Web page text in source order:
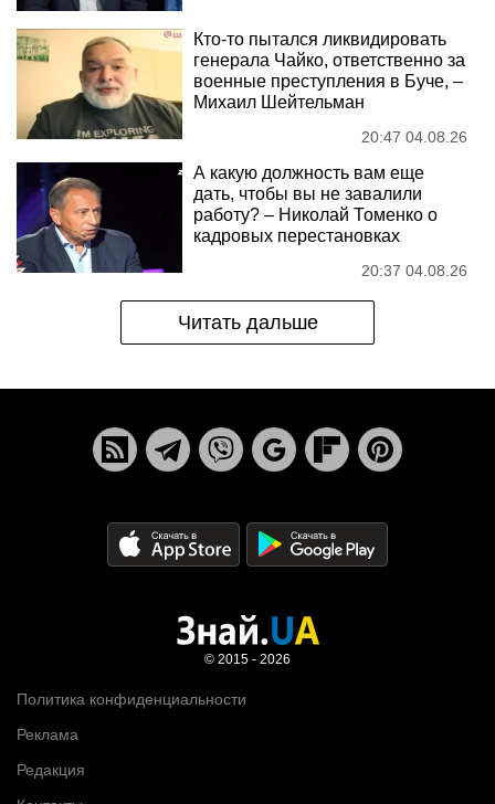
Кто-то пытался ликвидировать
генерала Чайко, ответственно за
военные преступления в Буче, –
Михаил Шейтельман
20:47 04.08.26
А какую должность вам еще
дать, чтобы вы не завалили
работу? – Николай Томенко о
кадровых перестановках
20:37 04.08.26
Читать дальше
Политика конфиденциальности
Реклама
Редакция
© 2015 - 2026